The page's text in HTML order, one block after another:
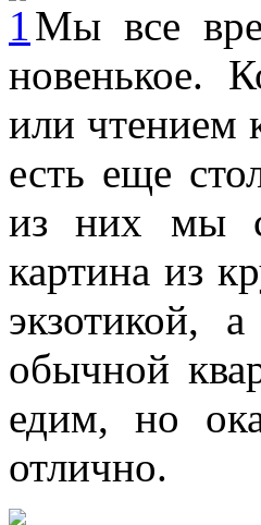
Мы все
новенькое.
или чтением
есть еще
из них мы
картина из
экзотикой,
обычной
едим, но
отлично.